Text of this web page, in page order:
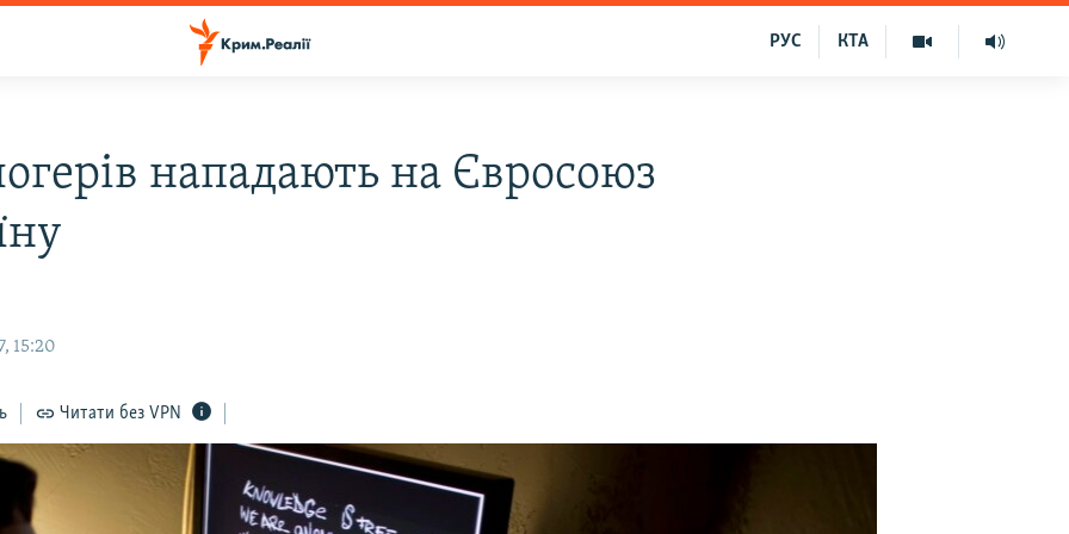
КТА
РУС
нападають на Євросоюз
15:20
Читати без VPN